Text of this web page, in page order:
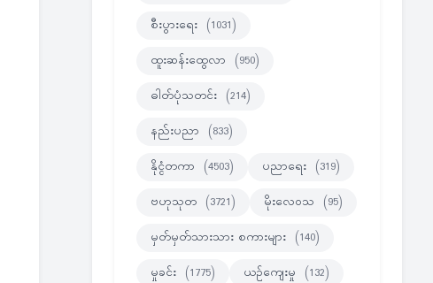
စီးပွားရေး (1031)
ထူးဆန်းထွေလာ (950)
ဓါတ်ပုံသတင်း (214)
နည်းပညာ (833)
နိုင္ငံတကာ (4503) ပညာရေး (319)
ဗဟုသုတ (3721) မိုးလေဝသ (95)
မှတ်မှတ်သားသား စကားများ (140)
မှုခင်း (1775) ယဉ်ကျေးမှု (132)